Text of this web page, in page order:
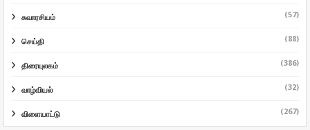
சுவாரசியம் (57)
செய்தி (88)
திரையுலகம் (386)
வாழ்வியல் (32)
விளையாட்டு (267)